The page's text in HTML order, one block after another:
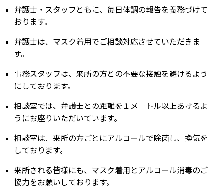
弁護士・スタッフともに、毎日体調の報告を義務づけて
おります。
弁護士は、マスク着用でご相談対応させていただきま
す。
事務スタッフは、来所の方との不要な接触を避けるよう
にしております。
相談室では、弁護士との距離を１メートル以上あけるよ
うにお座りいただいています。
相談室は、来所の方ごとにアルコールで除菌し、換気を
しております。
来所される皆様にも、マスク着用とアルコール消毒のご
協力をお願いしております。